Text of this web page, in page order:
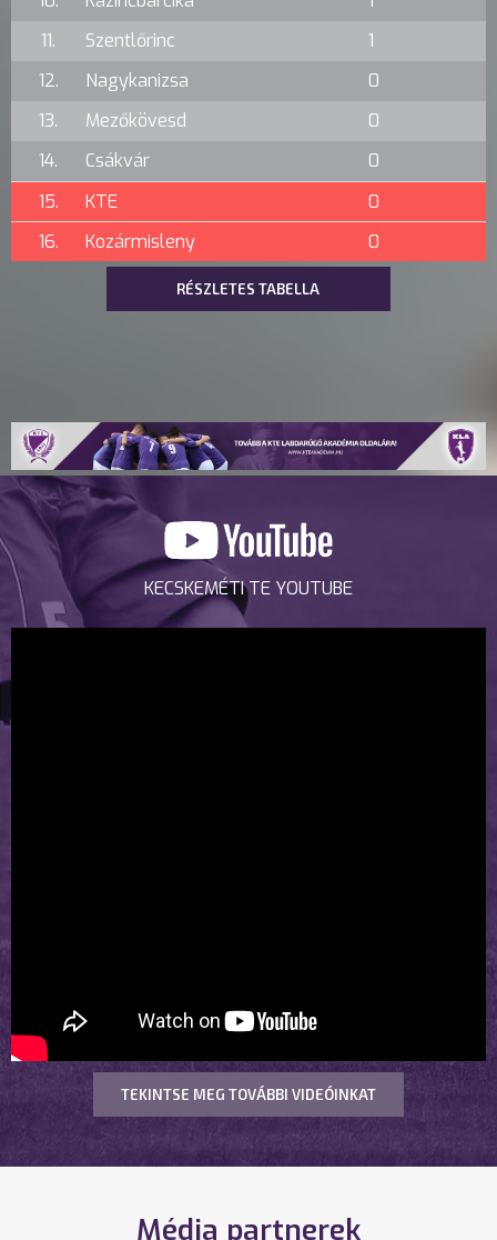
11.
Szentlőrinc
1
12.
Nagykanizsa
0
13.
Mezőkövesd
0
14.
Csákvár
0
15.
KTE
0
16.
Kozármisleny 0
RÉSZLETES TABELLA
KECSKEMÉTI TE YOUTUBE
TEKINTSE MEG TOVÁBBI VIDEÓINKAT
Média partnerek